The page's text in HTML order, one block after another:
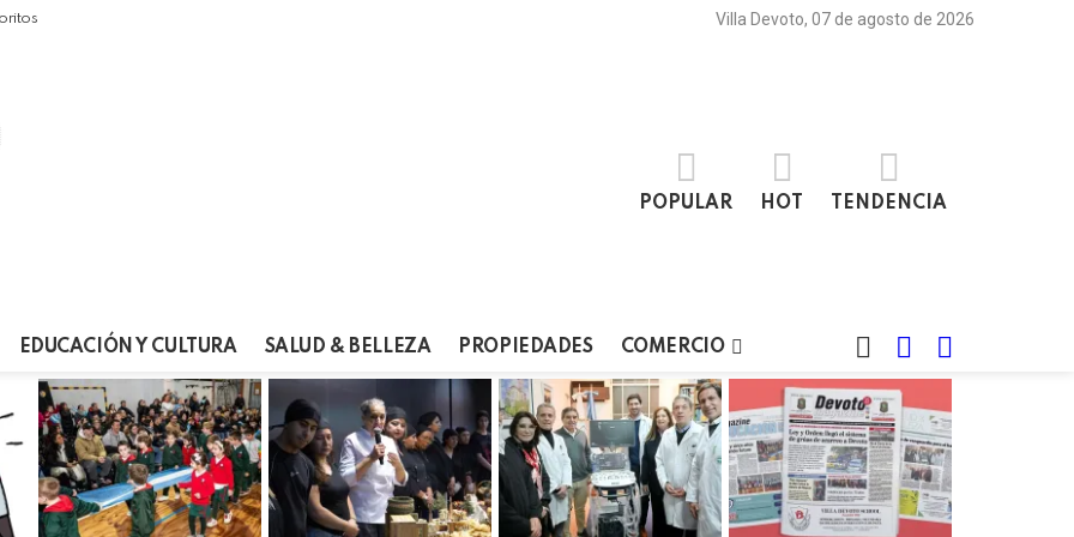
Villa Devoto, 07 de agosto de 2026
POPULAR HOT TENDENCIA
EDUCACIÓN Y CULTURA SALUD & BELLEZA PROPIEDADES COMERCIO
SWITCH
SKIN
BUSCAR